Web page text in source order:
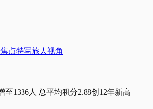
焦点特写旅人视角